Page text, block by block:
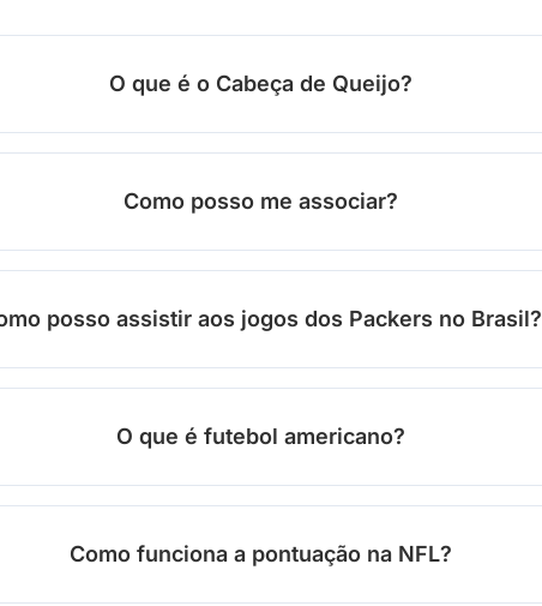
O que é o Cabeça de Queijo?
Como posso me associar?
posso assistir aos jogos dos Packers no Brasil?
O que é futebol americano?
Como funciona a pontuação na NFL?